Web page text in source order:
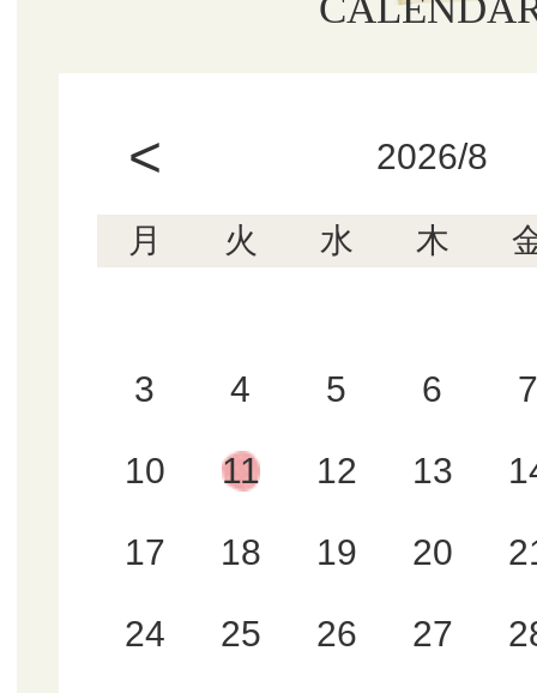
< 2026/8
月 火 水 木
3 4 5 6 7
10 11 12 13
17 18 19 20
24 25 26 27